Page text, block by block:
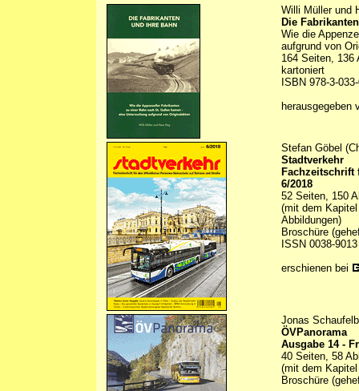
Willi Müller und
Die
Wie die
aufgrund von
164 Seiten, 136
kartoniert
ISBN 978-3-
herausgegeben
Stefan Göbel
Stadtverkehr
Fachzeitschrift
6/2018
52 Seiten, 150
(mit dem
Abbildungen)
Broschüre
ISSN 0038-9013
erschienen bei
Jonas
ÖVPanorama
Ausgabe 14 -
40 Seiten, 58
(mit dem
Broschüre